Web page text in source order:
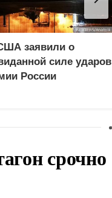
заявили о
силе ударов
России
срочно